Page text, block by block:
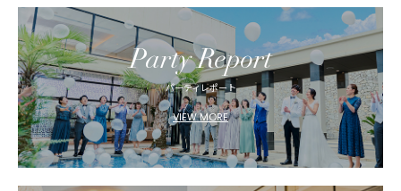
Party Report
パーティレポート
VIEW MORE